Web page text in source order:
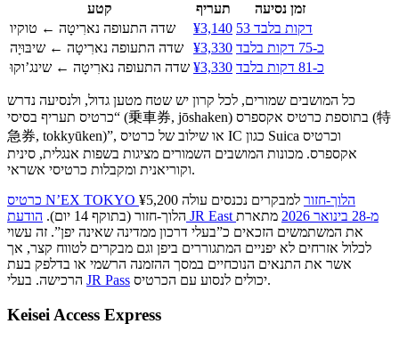
קטע תעריף
זמן נסיעה
שדה התעופה נארִיטָה ← טוקיו
¥3,140
53 דקות בלבד
שדה התעופה נארִיטָה ← שיבּוּיָה
¥3,330
כ-75 דקות בלבד
שדה התעופה נארִיטָה ← שינג’וקוּ ¥3,330 כ-81 דקות בלבד
כל המושבים שמורים, לכל קרון יש שטח מטען גדול, ולנסיעה נדרש
“כרטיס תעריף בסיסי (乗車券, jōshaken) בתוספת כרטיס אקספרס (特
急券, tokkyūken)”, או שילוב של כרטיס IC כגון Suica וכרטיס
אקספרס. מכונות המושבים השמורים מציגות בשפות אנגלית, סינית
וקוריאנית ומקבלות כרטיסי אשראי.
כרטיס N’EX TOKYO הלוך-חזור
למבקרים נכנסים עולה ¥5,200
הלוך-חזור (בתוקף 14 יום).
הודעת JR East מ-28 בינואר 2026
מתארת
את המשתמשים הזכאים כ”בעלי דרכון ממדינה שאינה יפן”. זה עשוי
לכלול אזרחים לא יפניים המתגוררים ביפן וגם מבקרים לטווח קצר, אך
אשר את התנאים הנוכחיים במסך ההזמנה הרשמי או בדלפק בעת
JR Pass יכולים לנסוע עם הכרטיס.
Keisei Access Express